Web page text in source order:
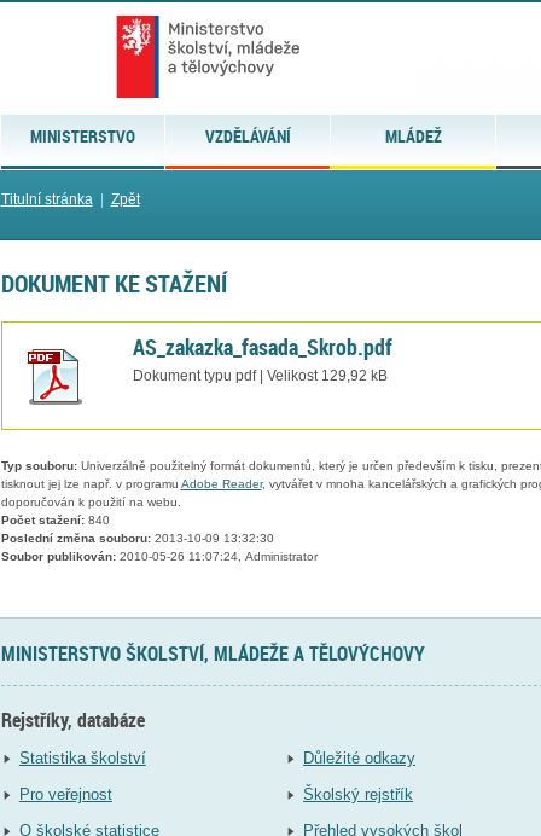
MINISTERSTVO VZDĚLÁVÁNÍ MLÁDEŽ
Titulní stránka| Zpět
DOKUMENT KE STAŽENÍ
AS_zakazka_fasada_Skrob.pdf
Dokument typu pdf | Velikost 129,92 kB
Typ souboru:Univerzálně použitelný formát dokumentů, který je určen především k tisku,
tisknout jej lze např. v programu Adobe Reader, vytvářet v mnoha kancelářských a grafických
doporučován k použití na webu.
Počet stažení:840
Poslední změna souboru:2013-10-09 13:32:30
Soubor publikován:2010-05-26 11:07:24, Administrator
MINISTERSTVO ŠKOLSTVÍ, MLÁDEŽE A TĚLOVÝCHOVY
Rejstříky, databáze
Statistika školství
Pro veřejnost
O školské statistice
Důležité odkazy
Školský rejstřík
Přehled vysokých škol